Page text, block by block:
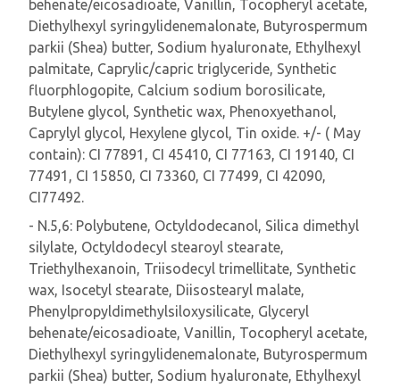
behenate/eicosadioate, Vanillin, Tocopheryl acetate,
Diethylhexyl syringylidenemalonate, Butyrospermum
parkii (Shea) butter, Sodium hyaluronate, Ethylhexyl
palmitate, Caprylic/capric triglyceride, Synthetic
fluorphlogopite, Calcium sodium borosilicate,
Butylene glycol, Synthetic wax, Phenoxyethanol,
Caprylyl glycol, Hexylene glycol, Tin oxide. +/- ( May
contain): CI 77891, CI 45410, CI 77163, CI 19140, CI
77491, CI 15850, CI 73360, CI 77499, CI 42090,
CI77492.
- N.5,6: Polybutene, Octyldodecanol, Silica dimethyl
silylate, Octyldodecyl stearoyl stearate,
Triethylhexanoin, Triisodecyl trimellitate, Synthetic
wax, Isocetyl stearate, Diisostearyl malate,
Phenylpropyldimethylsiloxysilicate, Glyceryl
behenate/eicosadioate, Vanillin, Tocopheryl acetate,
Diethylhexyl syringylidenemalonate, Butyrospermum
parkii (Shea) butter, Sodium hyaluronate, Ethylhexyl